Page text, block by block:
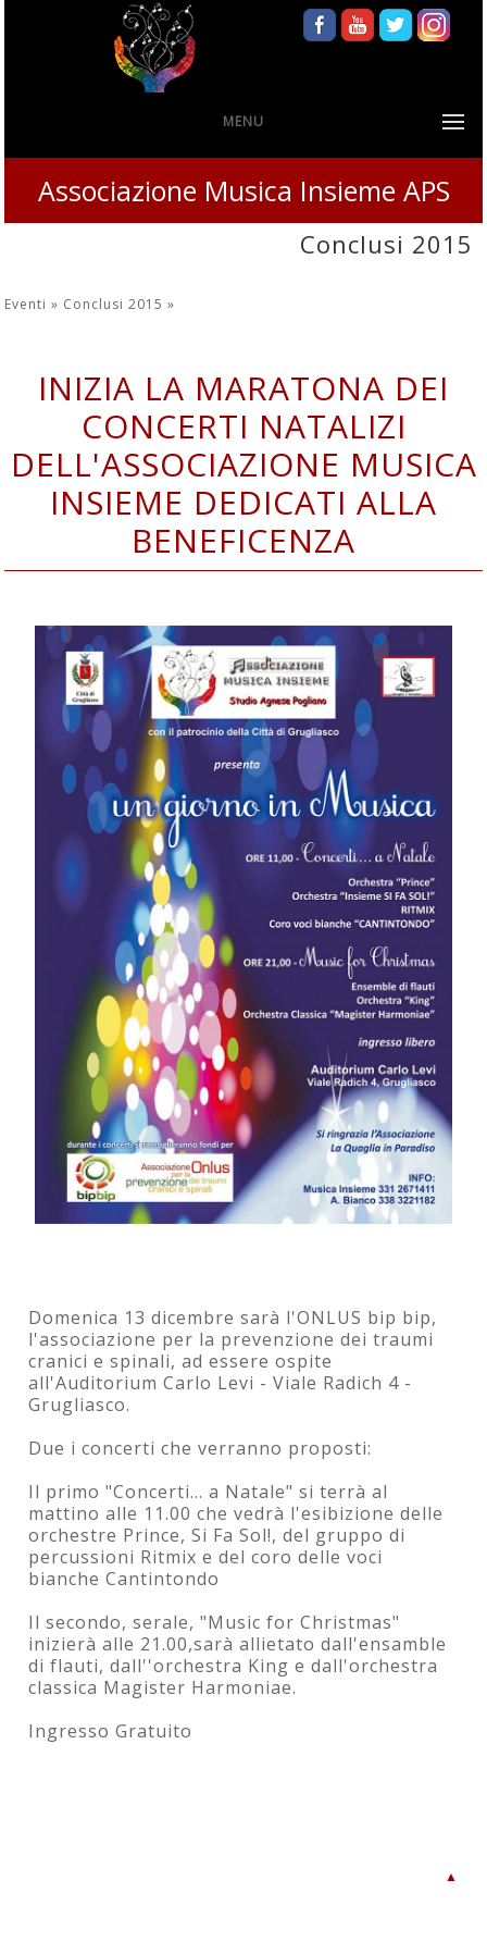
MENU
Associazione Musica Insieme APS
Conclusi 2015
Eventi » Conclusi 2015»
INIZIA LA MARATONA DEI
CONCERTI NATALIZI
DELL'ASSOCIAZIONE MUSICA
INSIEME DEDICATI ALLA
BENEFICENZA
Domenica 13 dicembre sarà l'ONLUS bip bip,
l'associazione per la prevenzione dei traumi
cranici e spinali, ad essere ospite
all'Auditorium Carlo Levi - Viale Radich 4 -
Grugliasco.
Due i concerti che verranno proposti:
Il primo "Concerti... a Natale" si terrà al
mattino alle 11.00 che vedrà l'esibizione delle
orchestre Prince, Si Fa Sol!, del gruppo di
percussioni Ritmix e del coro delle voci
bianche Cantintondo
Il secondo, serale, "Music for Christmas"
inizierà alle 21.00,sarà allietato dall'ensamble
di flauti, dall''orchestra King e dall'orchestra
classica Magister Harmoniae.
Ingresso Gratuito
▲